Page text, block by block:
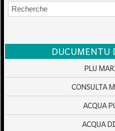
PLU
CONSULTA
ACQUA
ACQUA